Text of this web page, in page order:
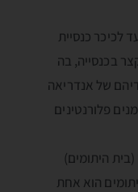
לכיכר כנסיית
בכנסייה, בה
של אנדריאה
פלורנטינים
(בית היתומים)
הוא אחת